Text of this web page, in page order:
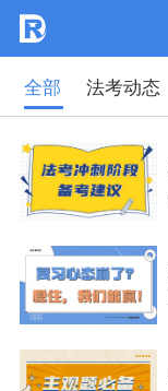
全部 法考动态